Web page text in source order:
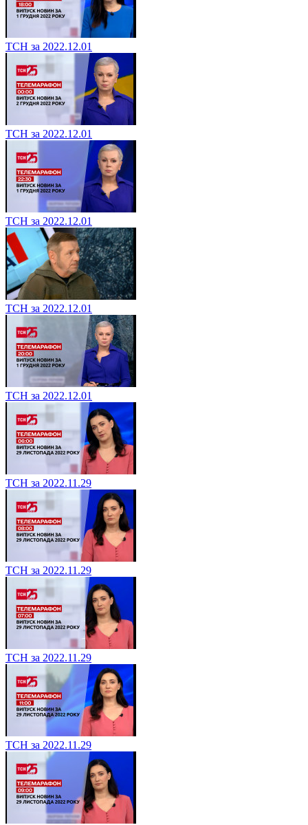
ТСН за 2022.12.01
ТСН за 2022.12.01
ТСН за 2022.12.01
ТСН за 2022.12.01
ТСН за 2022.12.01
ТСН за 2022.11.29
ТСН за 2022.11.29
ТСН за 2022.11.29
ТСН за 2022.11.29